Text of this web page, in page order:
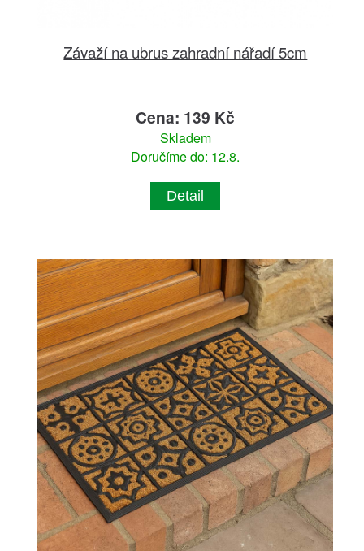
Závaží na ubrus zahradní nářadí 5cm
Cena: 139 Kč
Skladem
Doručíme do: 12.8.
Detail